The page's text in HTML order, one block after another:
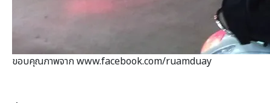
ขอบคุณภาพจาก www.facebook.com/ruamduay